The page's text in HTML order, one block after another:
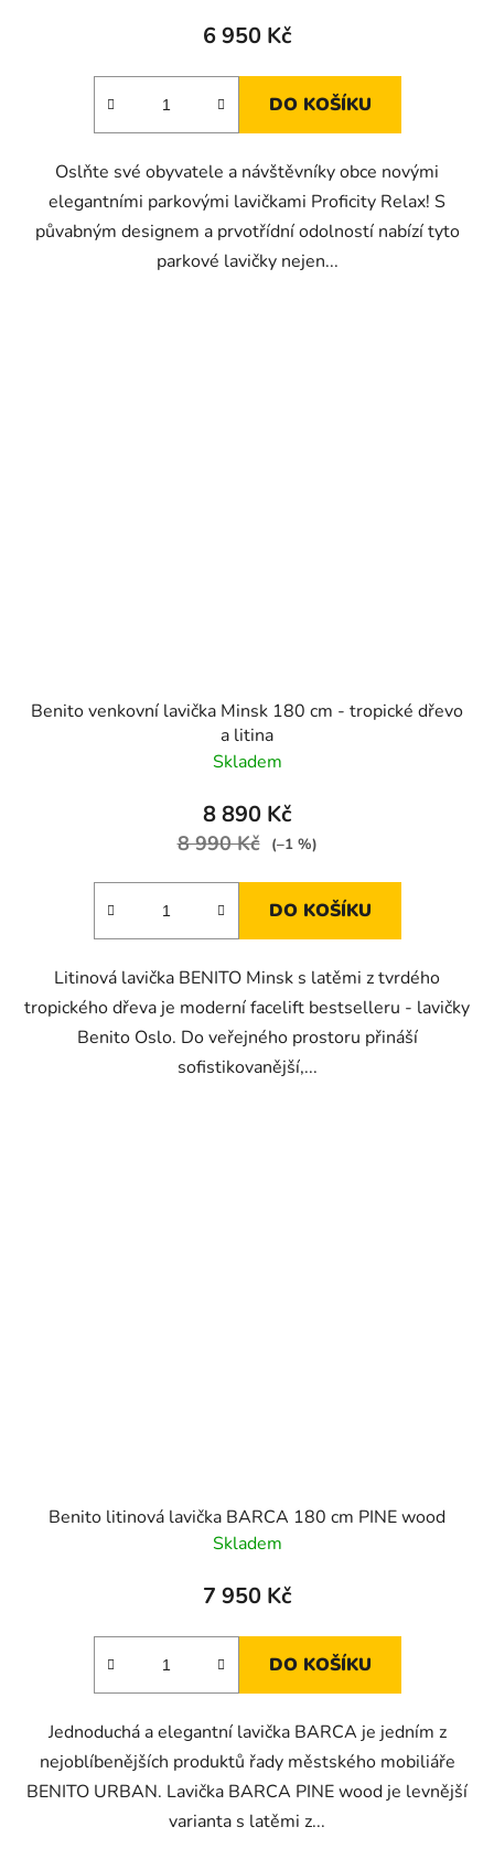
6 950 Kč
DO KOŠÍKU
Oslňte své obyvatele a návštěvníky obce novými
elegantními parkovými lavičkami Proficity Relax! S
půvabným designem a prvotřídní odolností nabízí tyto
parkové lavičky nejen...
Benito venkovní lavička Minsk 180 cm - tropické dřevo
a litina
Skladem
8 890 Kč
8 990 Kč (–1 %)
DO KOŠÍKU
Litinová lavička BENITO Minsk s latěmi z tvrdého
tropického dřeva je moderní facelift bestselleru - lavičky
Benito Oslo. Do veřejného prostoru přináší
sofistikovanější,...
Benito litinová lavička BARCA 180 cm PINE wood
Skladem
7 950 Kč
DO KOŠÍKU
Jednoduchá a elegantní lavička BARCA je jedním z
nejoblíbenějších produktů řady městského mobiliáře
BENITO URBAN. Lavička BARCA PINE wood je levnější
varianta s latěmi z...